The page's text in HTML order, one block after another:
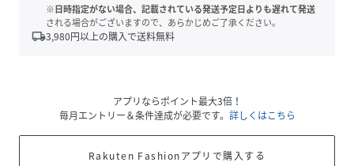
※日時指定がない場合、記載されている発送予定日よりも遅れて発送
される場合がございますので、あらかじめご了承ください。
local_shipping3,980円以上の購入で送料無料
アプリならポイント最大3倍！
毎月エントリー＆条件達成が必要です。 詳しくはこちら
Rakuten Fashionアプリで購入する